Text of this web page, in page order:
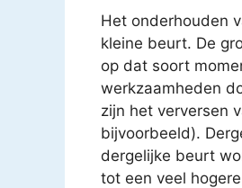
Het onderhouden
kleine beurt. De
op dat soort
werkzaamheden
zijn het verversen
bijvoorbeeld).
dergelijke beurt
tot een veel